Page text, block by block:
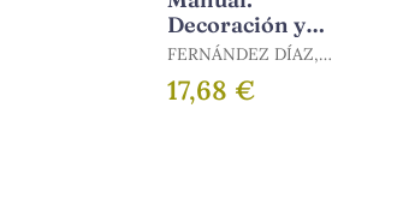
Decoración y
Exposición de
Platos (Uf0072).
Certificados de
FERNÁNDEZ DÍAZ,
17,68 €